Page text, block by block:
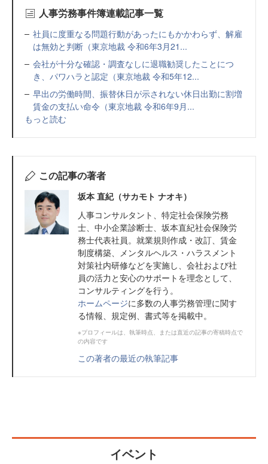
人事労務事件簿連載記事一覧
社員に度重なる問題行動があったにもかかわらず、解雇
は無効と判断（東京地裁 令和6年3月21...
会社が十分な確認・調査なしに退職勧奨したことにつ
き、パワハラと認定（東京地裁 令和5年12...
早出の労働時間、振替休日が示されない休日出勤に割増
賃金の支払い命令（東京地裁 令和6年9月...
もっと読む
この記事の著者
坂本 直紀（サカモト ナオキ）
人事コンサルタント、特定社会保険労務
士、中小企業診断士、坂本直紀社会保険労
務士代表社員。就業規則作成・改訂、賃金
制度構築、メンタルヘルス・ハラスメント
対策社内研修などを実施し、会社および社
員の活力と安心のサポートを理念として、
コンサルティングを行う。
ホームページに多数の人事労務管理に関す
る情報、規定例、書式等を掲載中。
※プロフィールは、執筆時点、または直近の記事の寄稿時点で
の内容です
この著者の最近の執筆記事
イベント